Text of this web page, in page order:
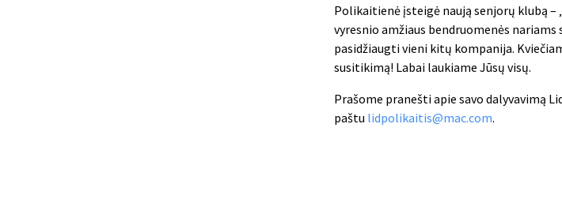
Polikaitienė įsteigė naują senjorų klubą – „
vyresnio amžiaus bendruomenės
pasidžiaugti vieni kitų kompanija.
susitikimą! Labai laukiame Jūsų visų.
Prašome pranešti apie savo dalyvavimą
paštu lidpolikaitis@mac.com.